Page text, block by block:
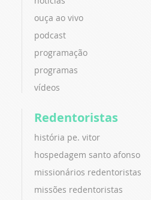
ouça ao vivo
podcast
programação
programas
vídeos
Redentoristas
história pe. vitor
hospedagem santo afonso
missionários redentoristas
missões redentoristas